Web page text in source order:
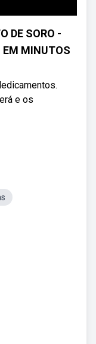
DE SORO -
EM MINUTOS
e os